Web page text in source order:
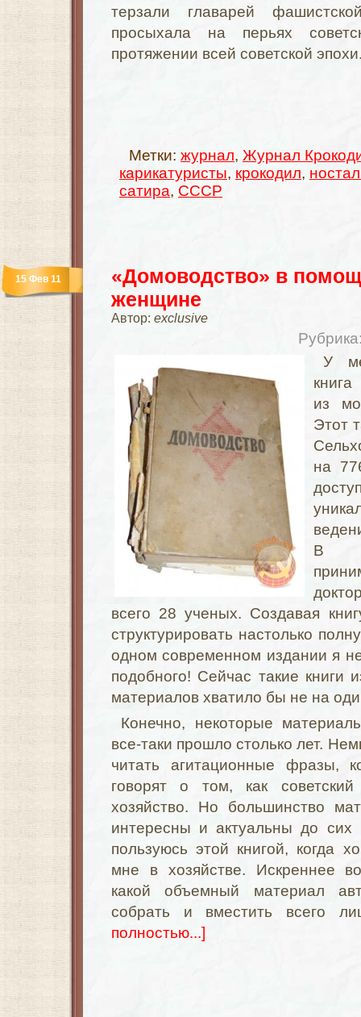
терзали главарей
просыхала на перьях
протяжении всей советской
Метки: журнал, Журнал
карикатуристы, крокодил,
сатира, СССР
«Домоводство» в
женщине
Автор: exclusive
15 Фев 11
У
из
Этот
на
В
всего 28 ученых. Создавая
структурировать настолько
одном современном издании я
подобного! Сейчас такие книги
материалов хватило бы не на
Конечно, некоторые
все-таки прошло столько лет.
читать агитационные фразы,
говорят о том, как
хозяйство. Но большинство
интересны и актуальны до
пользуюсь этой книгой, когда
мне в хозяйстве. Искреннее
какой объемный материал
собрать и вместить всего
полностью...]